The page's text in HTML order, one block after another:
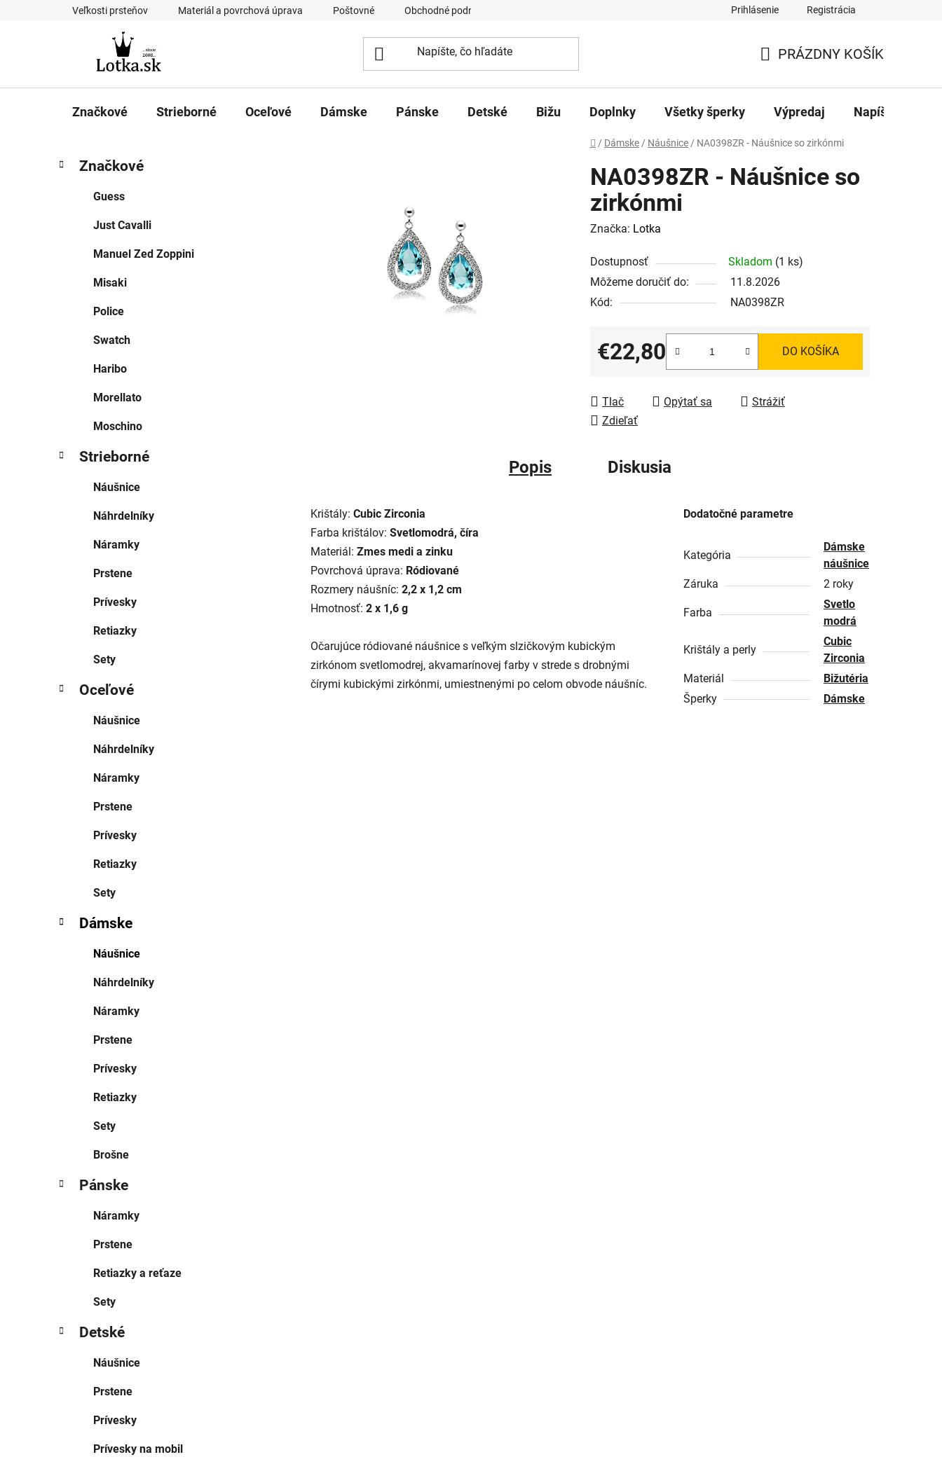
Veľkosti prsteňov Materiál a povrchová úprava Poštovné Obchodné podmienky Prihlásenie Registrácia
KOŠÍK
PRÁZDNY KOŠÍK
Značkové Strieborné Oceľové Dámske Pánske Detské Bižu Doplnky Všetky šperky Výpredaj Napíšte nám
Domov
/ Dámske / Náušnice / NA0398ZR - Náušnice so zirkónmi
B
kategórie
a
Značkové
Guess
Just Cavalli
Manuel Zed Zoppini
Misaki
Police
Swatch
Haribo
Morellato
Moschino
Strieborné
Náušnice
Náhrdelníky
Náramky
Prstene
Prívesky
Retiazky
Sety
Oceľové
Náušnice
Náhrdelníky
Náramky
Prstene
Prívesky
Retiazky
Sety
Dámske
Náušnice
Náhrdelníky
Náramky
Prstene
Prívesky
Retiazky
Sety
Brošne
Pánske
Náramky
Prstene
Retiazky a reťaze
Sety
Detské
Náušnice
Prstene
Prívesky
Prívesky na mobil
NA0398ZR - Náušnice so
zirkónmi
Značka: Lotka
Dostupnosť Skladom (1 ks)
Môžeme doručiť do:
11.8.2026
Kód:
NA0398ZR
€22,80
Jednotková cena:
DO KOŠÍKA
Tlač Opýtať sa
Strážiť
Zdieľať
Popis Diskusia
Krištály: Cubic Zirconia
Farba krištálov: Svetlomodrá, číra
Materiál: Zmes medi a zinku
Povrchová úprava: Ródiované
Rozmery náušníc: 2,2 x 1,2 cm
Hmotnosť: 2 x 1,6 g
Očarujúce ródiované náušnice s veľkým slzičkovým kubickým
zirkónom svetlomodrej, akvamarínovej farby v strede s drobnými
čírymi kubickými zirkónmi, umiestnenými po celom obvode náušníc.
Dodatočné parametre
Kategória
Dámske
náušnice
Záruka
2 roky
Farba
Svetlo
modrá
Krištály a perly
Cubic
Zirconia
Materiál
Bižutéria
Šperky
Dámske